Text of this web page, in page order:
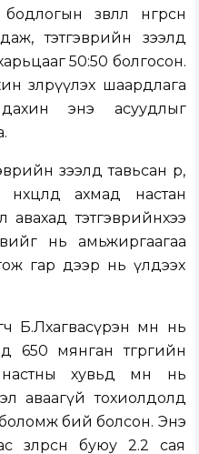
зөвлөл өнгөрсөн
тэтгэврийн зээлд
50:50 болгосон.
зөөлрүүлэх шаардлага
энэ асуудлыг
зээлд тавьсан өр,
ахмад настан
авахад тэтгэврийнхээ
нь амьжиргаагаа
гар дээр нь үлдээх
Б.Лхагвасүрэн өмнө нь
650 мянган төгрөгийн
хувьд өмнө нь
аваагүй тохиолдолд
боломж бий болсон. Энэ
зөөлөрсөн буюу 2.2 сая